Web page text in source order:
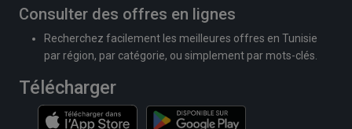
Consulter des offres en lignes
Recherchez facilement les meilleures offres en Tunisie
par région, par catégorie, ou simplement par mots-clés.
Télécharger